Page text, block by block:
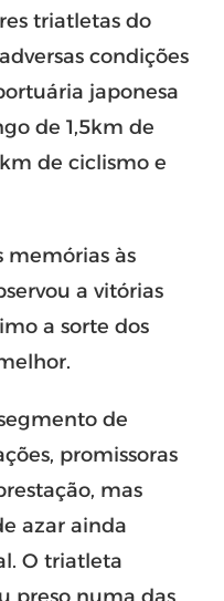
triatletas do
condições
japonesa
de 1,5km de
de ciclismo e
memórias às
a vitórias
a sorte dos
de
promissoras
mas
azar ainda
O triatleta